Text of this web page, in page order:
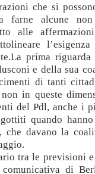
che si
farne alcune non
alle
La prima
e della sua
di tanti
non in queste
del Pdl, anche i
quando
che davano la
tra le previsioni
di